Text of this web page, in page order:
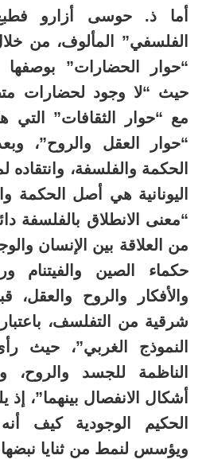
أما ذ. حوسى أزارو
الفلسفي” المألوف، من
“حوار الحضارات”
حيث “لا وجود لحضارات
مع “حوار الثقافات”
“حوار العقل والروح”،
الحكمة والفلسفة،
اليونانية هي أصل الحكمة
“معنى الانطلاق بالفلسفة
من العلاقة بين الإنسان
حكماء الصين والفيتنام
والأفكار والروح والعقل،
شرقية من التفلسف،
النموذج الغربي”، حيث
الناظمة للجسد
أشكال الانفصال بينهما”،
الحكيم الوجودية كيف
ويؤسس لنمط من ثنايا نبضها